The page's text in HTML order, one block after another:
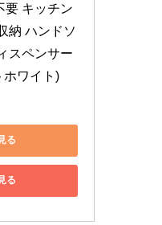
要 キッチン
納 ハンドソ
スペンサー
ホワイト)
る
る